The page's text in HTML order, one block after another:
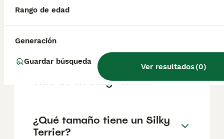
Rango de edad
Generación
Guardar búsqueda
Ver resultados(0)
¿Cuáles son las ventajas y
¿Cuál es la esperanza de
vida de un Silky Terrier?
¿Qué tamaño tiene un Silky
Terrier?